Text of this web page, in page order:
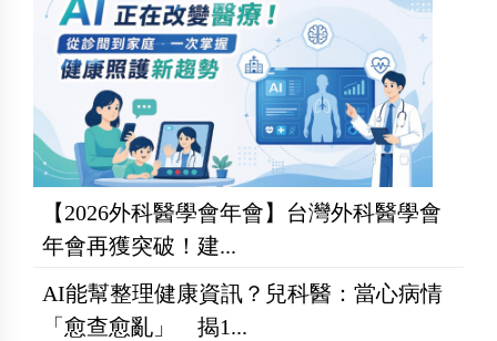
【2026外科醫學會年會】台灣外科醫學會
年會再獲突破！建...
AI能幫整理健康資訊？兒科醫：當心病情
「愈查愈亂」 揭1...